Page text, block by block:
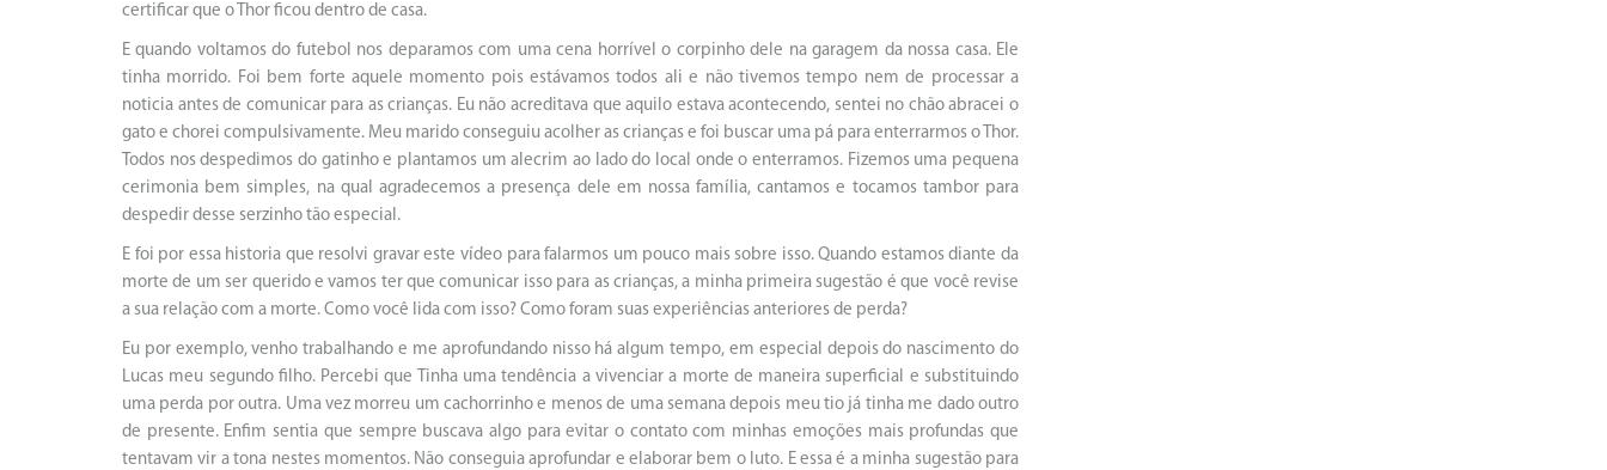
certificar que o Thor ficou dentro de casa.
E quando voltamos do futebol nos deparamos com uma cena horrível o corpinho dele na garagem da nossa casa. Ele
tinha morrido. Foi bem forte aquele momento pois estávamos todos ali e não tivemos tempo nem de processar a
noticia antes de comunicar para as crianças. Eu não acreditava que aquilo estava acontecendo, sentei no chão abracei o
gato e chorei compulsivamente. Meu marido conseguiu acolher as crianças e foi buscar uma pá para enterrarmos o Thor.
Todos nos despedimos do gatinho e plantamos um alecrim ao lado do local onde o enterramos. Fizemos uma pequena
cerimonia bem simples, na qual agradecemos a presença dele em nossa família, cantamos e tocamos tambor para
despedir desse serzinho tão especial.
E foi por essa historia que resolvi gravar este vídeo para falarmos um pouco mais sobre isso. Quando estamos diante da
morte de um ser querido e vamos ter que comunicar isso para as crianças, a minha primeira sugestão é que você revise
a sua relação com a morte. Como você lida com isso? Como foram suas experiências anteriores de perda?
Eu por exemplo, venho trabalhando e me aprofundando nisso há algum tempo, em especial depois do nascimento do
Lucas meu segundo filho. Percebi que Tinha uma tendência a vivenciar a morte de maneira superficial e substituindo
uma perda por outra. Uma vez morreu um cachorrinho e menos de uma semana depois meu tio já tinha me dado outro
de presente. Enfim sentia que sempre buscava algo para evitar o contato com minhas emoções mais profundas que
tentavam vir a tona nestes momentos. Não conseguia aprofundar e elaborar bem o luto. E essa é a minha sugestão para